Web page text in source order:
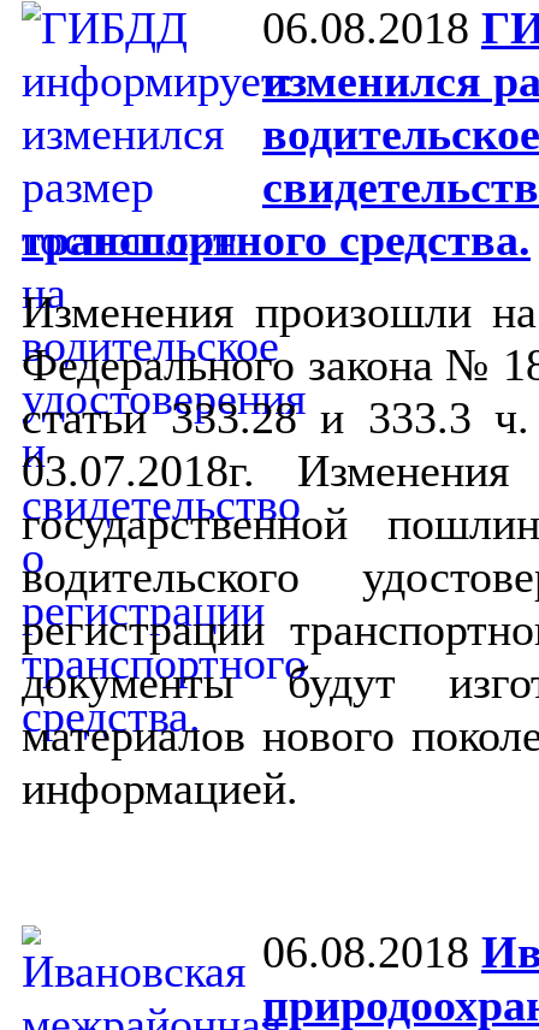
06.08.2018
изменился
транспортного средства.
Изменения произошли
Федерального закона №
статьи 333.28 и 333.3
03.07.2018г.
государственной
водительского
регистрации
документы будут
материалов нового
информацией.
06.08.2018